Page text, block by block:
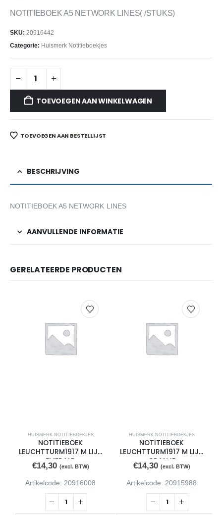
NOTITIEBOEK A5 NETWORK LINES( /STUKS)
SKU: 20916442
Categorie: Huismerk Notitieboekjes
TOEVOEGEN AAN WINKELWAGEN
TOEVOEGEN AAN BESTELLIJST
BESCHRIJVING
NOTITIEBOEK A5 NETWORK LINES
AANVULLENDE INFORMATIE
GERELATEERDE PRODUCTEN
HUISMERK NOTITIEBOEKJES
NOTITIEBOEK
LEUCHTTURM1917 M LIJN
EMERALD
€14,30 (excl. BTW)
Artikelcode: 20916008
HUISMERK NOTITIEBOEKJES
NOTITIEBOEK
LEUCHTTURM1917 M LIJN
ORANJE
€14,30 (excl. BTW)
Artikelcode: 20915988